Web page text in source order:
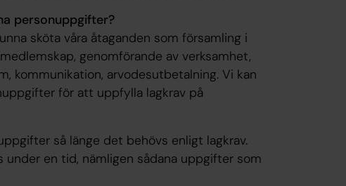
personuppgifter?
sköta våra åtaganden som församling i
genomförande av verksamhet,
kommunikation, arvodesutbetalning. Vi kan
för att uppfylla lagkrav på
så länge det behövs enligt lagkrav.
en tid, nämligen sådana uppgifter som